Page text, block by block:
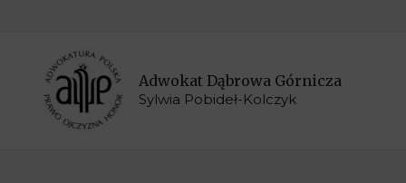
Adwokat Dąbrowa Górnicza
Sylwia Pobideł-Kolczyk